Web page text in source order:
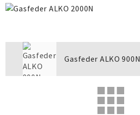
Gasfeder ALKO 900N